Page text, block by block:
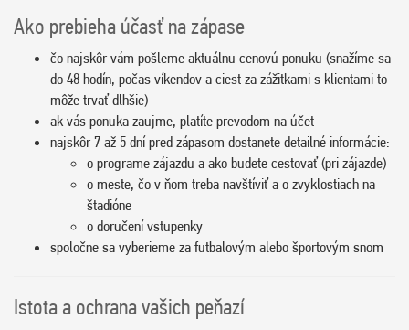
Ako prebieha účasť na zápase
čo najskôr vám pošleme aktuálnu cenovú ponuku (snažíme sa
do 48 hodín, počas víkendov a ciest za zážitkami s klientami to
môže trvať dlhšie)
ak vás ponuka zaujme, platíte prevodom na účet
najskôr 7 až 5 dní pred zápasom dostanete detailné informácie:
o programe zájazdu a ako budete cestovať (pri zájazde)
o meste, čo v ňom treba navštíviť a o zvyklostiach na
štadióne
o doručení vstupenky
spoločne sa vyberieme za futbalovým alebo športovým snom
Istota a ochrana vašich peňazí